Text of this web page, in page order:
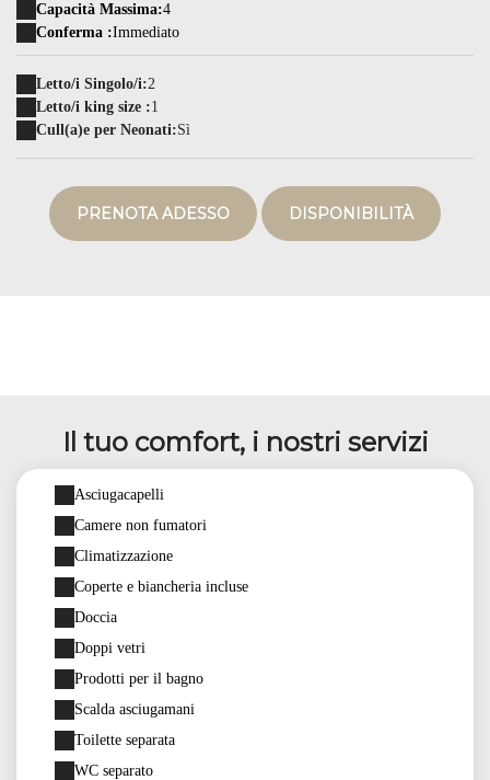
Capacità Massima:4
Conferma :Immediato
Letto/i Singolo/i:2
Letto/i king size :1
Cull(a)e per Neonati:Sì
PRENOTA ADESSO DISPONIBILITÀ
Il tuo comfort, i nostri servizi
Asciugacapelli
Camere non fumatori
Climatizzazione
Coperte e biancheria incluse
Doccia
Doppi vetri
Prodotti per il bagno
Scalda asciugamani
Toilette separata
WC separato